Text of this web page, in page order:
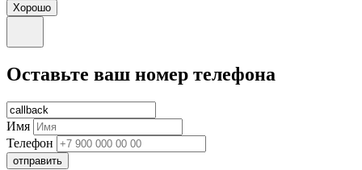
Хорошо
Оставьте ваш номер телефона
Имя
Телефон
отправить